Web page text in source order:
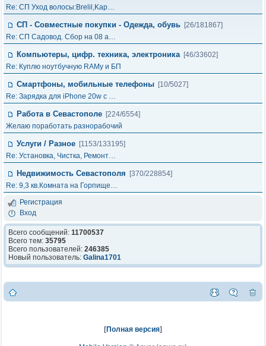
Re: СП Уход волосы:Brelil,Kap…
СП - Совместные покупки - Одежда, обувь [26/181867]
Re: СП Садовод. Сбор на 08 а…
Компьютеры, цифр. техника, электроника [46/33602]
Re: Куплю ноутбучную RAMу и БП
Смартфоны, мобильные телефоны [10/5027]
Re: Зарядка для iPhone 20w с …
Работа в Севастополе [224/6554]
Желаю поработать разнорабочий
Услуги / Разное [1153/133195]
Re: Установка, Чистка, Ремонт…
Недвижимость Севастополя
[370/228854]
Re: 9,3 кв.Комната на Горпище…
Регистрация
Вход
Всего сообщений: 11700537
Всего тем: 35795
Всего пользователей: 246385
Новый пользователь: Galina1701
[Полная версия]